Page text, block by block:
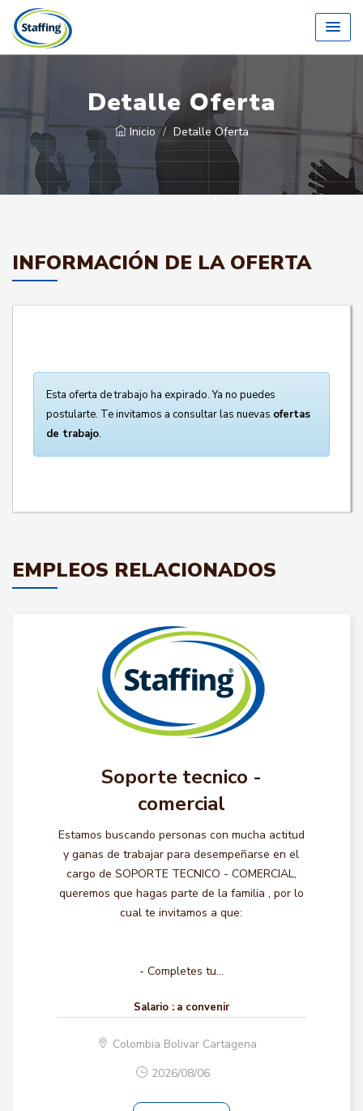
Detalle Oferta
Inicio Detalle Oferta
INFORMACIÓN DE LA OFERTA
Esta oferta de trabajo ha expirado. Ya no puedes
postularte. Te invitamos a consultar las nuevas ofertas
de trabajo.
EMPLEOS RELACIONADOS
Soporte tecnico -
comercial
Estamos buscando personas con mucha actitud
y ganas de trabajar para desempeñarse en el
cargo de SOPORTE TECNICO - COMERCIAL,
queremos que hagas parte de la familia , por lo
cual te invitamos a que:
- Completes tu...
Salario : a convenir
Colombia Bolivar Cartagena
2026/08/06